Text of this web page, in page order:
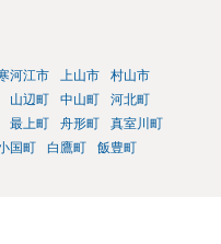
河江市 上山市
村山市
山辺町 中山町
河北町
最上町 舟形町
真室川町
国町 白鷹町
飯豊町